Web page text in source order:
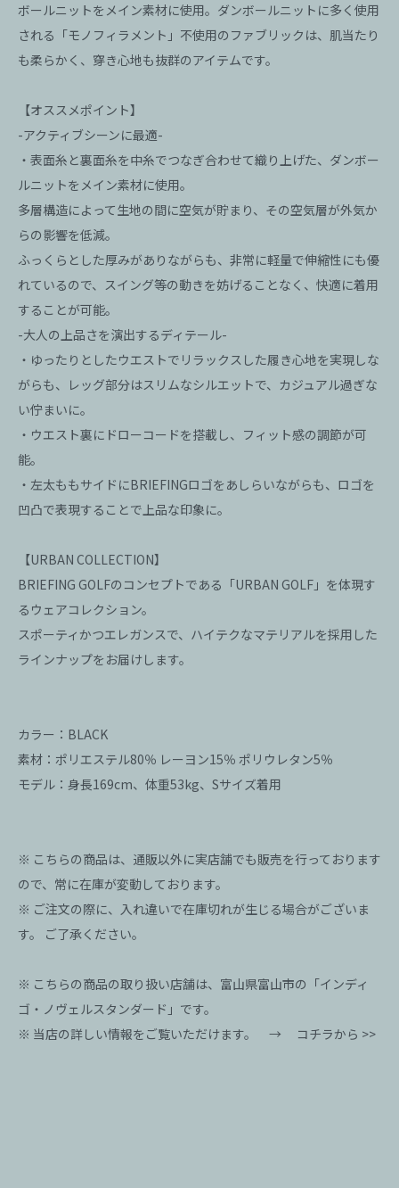
ボールニットをメイン素材に使用。ダンボールニットに多く使用
される「モノフィラメント」不使用のファブリックは、肌当たり
も柔らかく、穿き心地も抜群のアイテムです。
【オススメポイント】
-アクティブシーンに最適-
・表面糸と裏面糸を中糸でつなぎ合わせて織り上げた、ダンボー
ルニットをメイン素材に使用。
多層構造によって生地の間に空気が貯まり、その空気層が外気か
らの影響を低減。
ふっくらとした厚みがありながらも、非常に軽量で伸縮性にも優
れているので、スイング等の動きを妨げることなく、快適に着用
することが可能。
-大人の上品さを演出するディテール-
・ゆったりとしたウエストでリラックスした履き心地を実現しな
がらも、レッグ部分はスリムなシルエットで、カジュアル過ぎな
い佇まいに。
・ウエスト裏にドローコードを搭載し、フィット感の調節が可
能。
・左太ももサイドにBRIEFINGロゴをあしらいながらも、ロゴを
凹凸で表現することで上品な印象に。
【URBAN COLLECTION】
BRIEFING GOLFのコンセプトである「URBAN GOLF」を体現す
るウェアコレクション。
スポーティかつエレガンスで、ハイテクなマテリアルを採用した
ラインナップをお届けします。
カラー：BLACK
素材：ポリエステル80％ レーヨン15％ ポリウレタン5％
モデル：身長169cm、体重53kg、Sサイズ着用
※ こちらの商品は、通販以外に実店舗でも販売を行っております
ので、常に在庫が変動しております。
※ ご注文の際に、入れ違いで在庫切れが生じる場合がございま
す。 ご了承ください。
※ こちらの商品の取り扱い店舗は、富山県富山市の「インディ
ゴ・ノヴェルスタンダード」です。
※ 当店の詳しい情報をご覧いただけます。 → コチラから >>